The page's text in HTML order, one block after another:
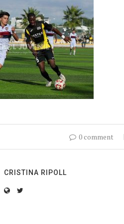
0 comment
CRISTINA RIPOLL